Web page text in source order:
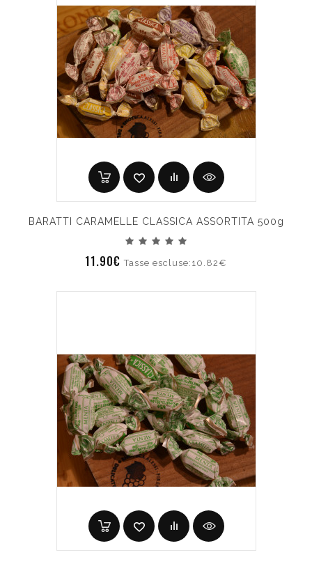
BARATTI CARAMELLE CLASSICA ASSORTITA 500g
11.90€Tasse escluse:10.82€